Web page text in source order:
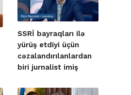
SSRİ bayraqları ilə
yürüş etdiyi üçün
cəzalandırılanlardan
biri jurnalist imiş